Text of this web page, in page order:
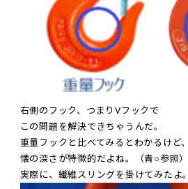
右側のフック、つまりVフックで
この問題を解決できちゃうんだ。
重量フックと比べてみるとわかるけど、
懐の深さが特徴的だよね。（青○参照）
実際に、繊維スリングを掛けてみたよ。